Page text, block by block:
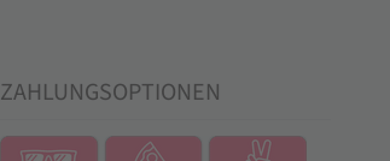
ZAHLUNGSOPTIONEN